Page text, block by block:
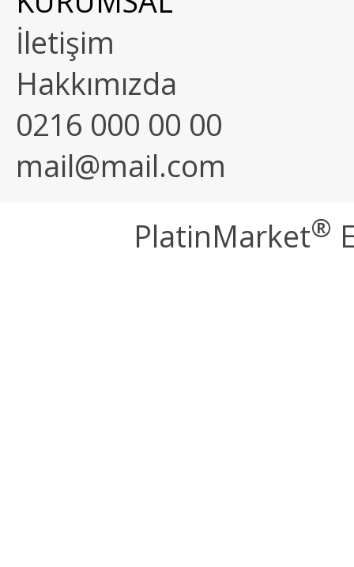
İletişim
Hakkımızda
0216 000 00 00
mail@mail.com
PlatinMarket®